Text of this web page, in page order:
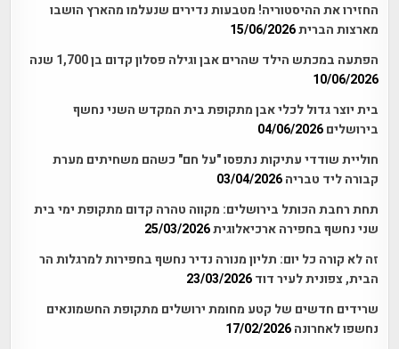
החזירו את ההיסטוריה! מטבעות נדירים שנעלמו מהארץ הושבו
מארצות הברית15/06/2026
הפתעה במכתש הילד שהרים אבן וגילה פסלון קדום בן 1,700 שנה
10/06/2026
בית יוצר גדול לכלי אבן מתקופת בית המקדש השני נחשף
בירושלים 04/06/2026
חוליית שודדי עתיקות נתפסו "על חם" כשהם משחיתים מערת
קבורה ליד טבריה 03/04/2026
תחת רחבת הכותל בירושלים: מקווה טהרה קדום מתקופת ימי בית
שני נחשף בחפירה ארכיאלוגית25/03/2026
זה לא קורה כל יום: תליון מנורה נדיר נחשף בחפירות למרגלות הר
הבית, צפונית לעיר דוד 23/03/2026
שרידים חדשים של קטע מחומת ירושלים מתקופת החשמונאים
נחשפו לאחרונה 17/02/2026